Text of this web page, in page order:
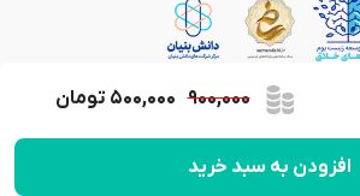
۹۰۰,۰۰۰ ۵۰۰,۰۰۰ تومان
افزودن به سبد خرید
این وب‌سایت متعلق به شرکت جویندگان علوم لیان می‌باشد.